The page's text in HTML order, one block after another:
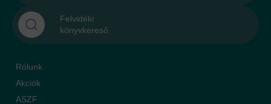
Felvidéki
könyvkereső
Rólunk
Akciók
ASZF